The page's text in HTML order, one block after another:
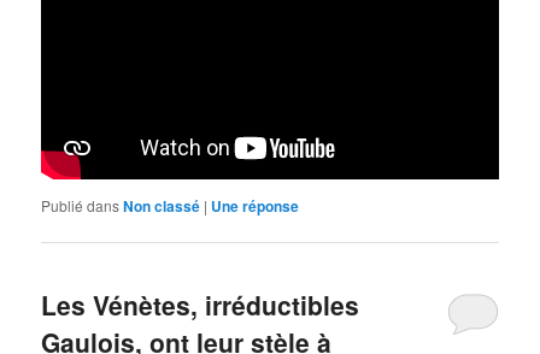
Publié dansNon classé | Uneréponse
Les Vénètes, irréductibles
Gaulois, ont leur stèle à